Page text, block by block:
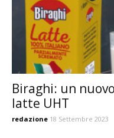
Biraghi: un
latte UHT
redazione 18 Settembre 2023